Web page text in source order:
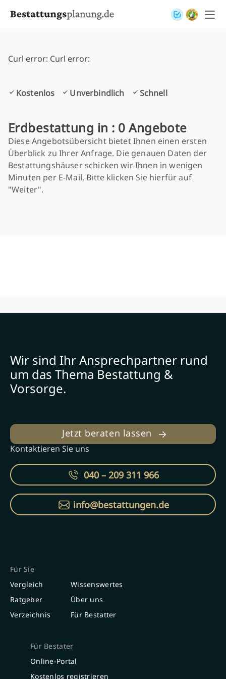
Curl error: Curl error:
Kostenlos Unverbindlich Schnell
Erdbestattung in : 0 Angebote
Diese Angebotsübersicht bietet Ihnen einen ersten
Überblick zu Ihrer Anfrage. Die genauen Daten der
Bestattungshäuser schicken wir Ihnen in wenigen
Minuten per E-Mail. Bitte klicken Sie hierfür auf
"Weiter".
Wir sind Ihr Ansprechpartner rund
um das Thema Bestattung &
Vorsorge.
Jetzt beraten lassen
Kontaktieren Sie uns
040 – 209 311 966
info@bestattungen.de
Für Sie
Vergleich
Ratgeber
Verzeichnis
Wissenswertes
Über uns
Für Bestatter
Für Bestater
Online-Portal
Kostenlos registrieren